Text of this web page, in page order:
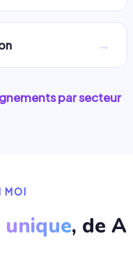
→
par secteur
MOI
unique, de A